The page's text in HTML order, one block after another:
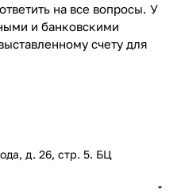
на все вопросы. У
и банковскими
счету для
д. 26, стр. 5. БЦ